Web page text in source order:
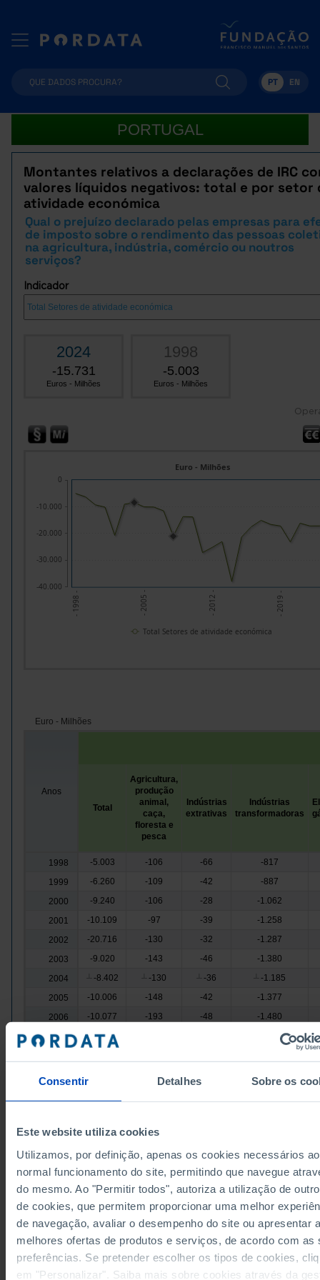
Consentir Detalhes Sobre os
Este website utiliza cookies
Utilizamos, por definição, apenas os cookies necessários ao
normal funcionamento do site, permitindo que navegue
do mesmo. Ao "Permitir todos", autoriza a utilização de
de cookies, que permitem proporcionar uma melhor
de navegação, avaliar o desempenho do site ou apresentar
melhores ofertas de produtos e serviços, de acordo com as
preferências. Se pretender escolher os tipos de cookies,
em "Personalizar". Saiba mais sobre cookies através da
PT EN
PORTUGAL
Montantes relativos a declarações de IRC
valores líquidos negativos: total e por setor
atividade económica
Qual o prejuízo declarado pelas empresas para
de imposto sobre o rendimento das pessoas
na agricultura, indústria, comércio ou noutros
serviços?
Indicador
2024
-15.731
Euros - Milhões
1998
-5.003
Euros - Milhões
- 1998 - - 2005 - - 2012 - - 2019 -
Euro - Milhões
-40.000
-30.000
-20.000
-10.000
0
Total Setores de atividade económica
Euro - Milhões
Anos
Total
Agricultura,
produção
animal,
caça,
floresta e
pesca
Indústrias
extrativas
Indústrias
transformadoras
1998 -5.003 -106 -66
-817
1999
-6.260 -109 -42
-887
2000
-9.240 -106 -28
-1.062
2001
-10.109 -97 -39
-1.258
2002
-20.716 -130 -32
-1.287
2003
-9.020 -143 -46
-1.380
2004
-8.402 -130 -36
-1.185
2005
-10.006 -148 -42
-1.377
2006
-10.077 -193 -48
-1.480
2007
-11.467
-1.255
2012
-25.220 -222
2013
-23.028 -245 -51
-1.991
2014
-38.030 -238 -41
-1.850
2015
-21.372 -263 -44
-994
2016
-17.480 -311 -50
-1.233
2017
-15.075 -209 -75
-983
-56
Fontes/Entidades: AT/MF, PORDATA
Última actualização: 2026-04-14